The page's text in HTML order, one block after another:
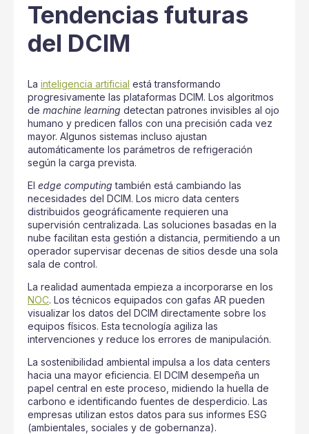
Tendencias futuras
del DCIM
La inteligencia artificial está transformando
progresivamente las plataformas DCIM. Los algoritmos
de machine learning detectan patrones invisibles al ojo
humano y predicen fallos con una precisión cada vez
mayor. Algunos sistemas incluso ajustan
automáticamente los parámetros de refrigeración
según la carga prevista.
El edge computing también está cambiando las
necesidades del DCIM. Los micro data centers
distribuidos geográficamente requieren una
supervisión centralizada. Las soluciones basadas en la
nube facilitan esta gestión a distancia, permitiendo a un
operador supervisar decenas de sitios desde una sola
sala de control.
La realidad aumentada empieza a incorporarse en los
NOC. Los técnicos equipados con gafas AR pueden
visualizar los datos del DCIM directamente sobre los
equipos físicos. Esta tecnología agiliza las
intervenciones y reduce los errores de manipulación.
La sostenibilidad ambiental impulsa a los data centers
hacia una mayor eficiencia. El DCIM desempeña un
papel central en este proceso, midiendo la huella de
carbono e identificando fuentes de desperdicio. Las
empresas utilizan estos datos para sus informes ESG
(ambientales, sociales y de gobernanza).